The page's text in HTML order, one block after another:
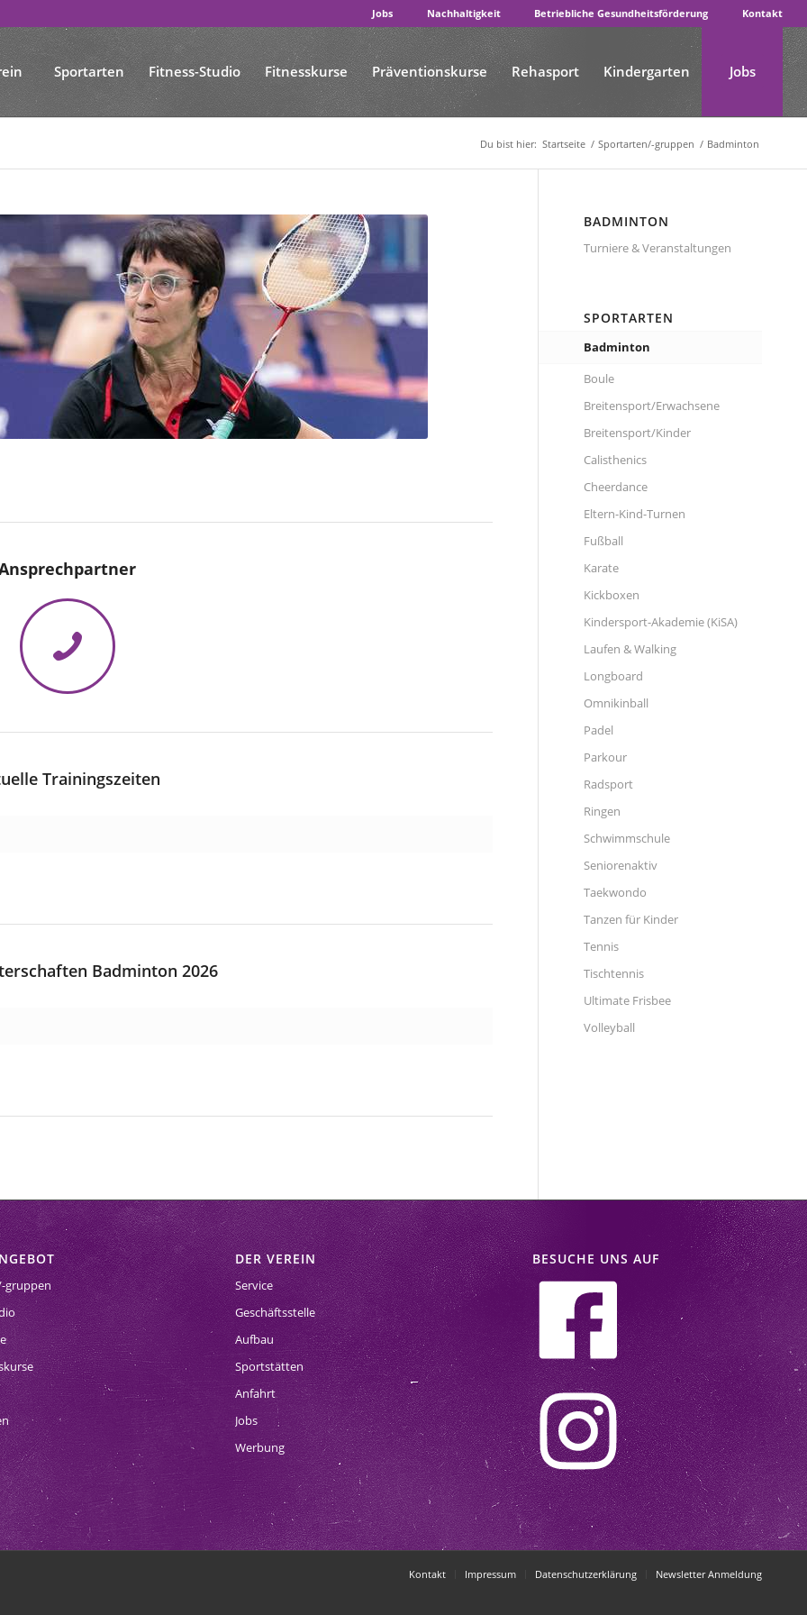
Jobs Nachhaltigkeit Betriebliche Gesundheitsförderung Kontakt
Sportarten Fitness-Studio Fitnesskurse Präventionskurse Rehasport Kindergarten Jobs
Du bist hier: Startseite / Sportarten/-gruppen / Badminton
Trainingszeiten
Badminton 2026
BADMINTON
Turniere & Veranstaltungen
SPORTARTEN
Badminton
Boule
Breitensport/Erwachsene
Breitensport/Kinder
Calisthenics
Cheerdance
Eltern-Kind-Turnen
Fußball
Karate
Kickboxen
Kindersport-Akademie (KiSA)
Laufen & Walking
Longboard
Omnikinball
Padel
Parkour
Radsport
Ringen
Schwimmschule
Seniorenaktiv
Taekwondo
Tanzen für Kinder
Tennis
Tischtennis
Ultimate Frisbee
Volleyball
gruppen
DER VEREIN
Service
Geschäftsstelle
Aufbau
Sportstätten
Anfahrt
Jobs
Werbung
BESUCHE UNS AUF
Kontakt Impressum Datenschutzerklärung Newsletter Anmeldung